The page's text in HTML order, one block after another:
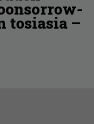
tosiasia –